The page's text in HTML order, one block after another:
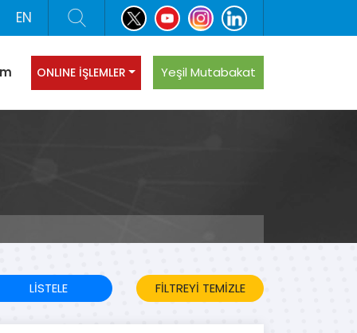
EN
ONLINE İŞLEMLER Yeşil Mutabakat
LİSTELE FİLTREYİ TEMİZLE